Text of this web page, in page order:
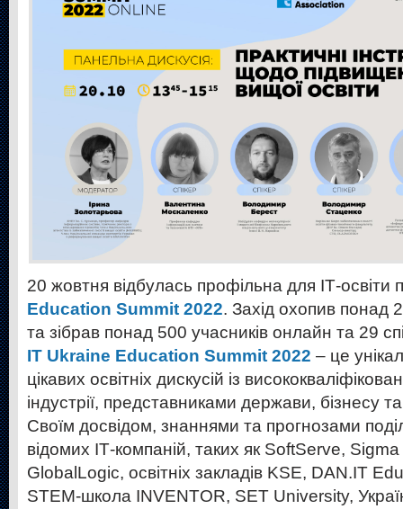
20 жовтня відбулась профільна для ІТ-освіти
Education Summit 2022. Захід охопив понад
та зібрав понад 500 учасників онлайн та 29
IT Ukraine Education Summit 2022 – це
цікавих освітніх дискусій із
індустрії, представниками держави, бізнесу
Своїм досвідом, знаннями та прогнозами
відомих ІТ-компаній, таких як SoftServe,
GlobalLogic, освітніх закладів KSE, DAN.IT
STEM-школа INVENTOR, SET University,